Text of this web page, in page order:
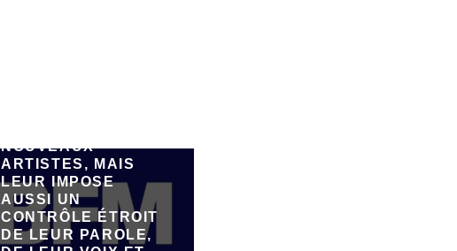
NOUVEAUX
ARTISTES, MAIS
LEUR IMPOSE
AUSSI UN
CONTRÔLE ÉTROIT
DE LEUR PAROLE,